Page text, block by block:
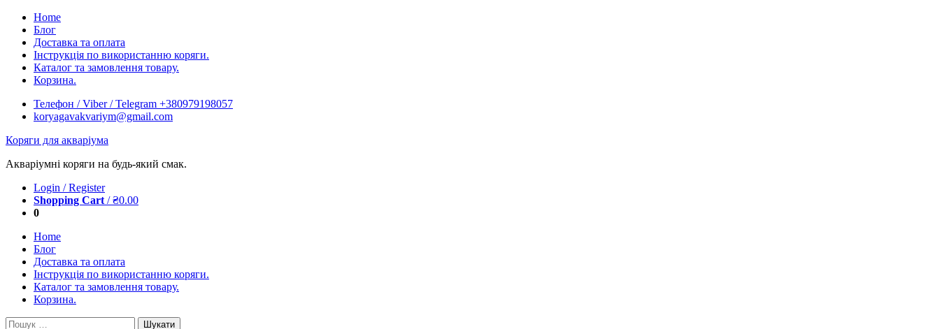
Skip
content
Home
Блог
Доставка та оплата
Інструкція по використанню коряги.
Каталог та замовлення товару.
Корзина.
Телефон / Viber / Telegram +380979198057
koryagavakvariym@gmail.com
Коряги для акваріума
Акваріумні коряги на будь-який смак.
Login / Register
Shopping Cart /₴0.00
0
Home
Блог
Доставка та оплата
Інструкція по використанню коряги.
Каталог та замовлення товару.
Корзина.
Пошук: